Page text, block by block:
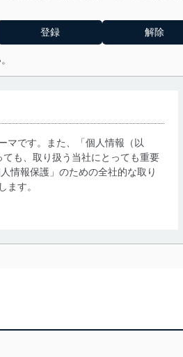
マです。また、「個人情報（以
も、取り扱う当社にとっても重要
情報保護」のための全社的な取り
ます。
うえで利用目的の達成に必要な範